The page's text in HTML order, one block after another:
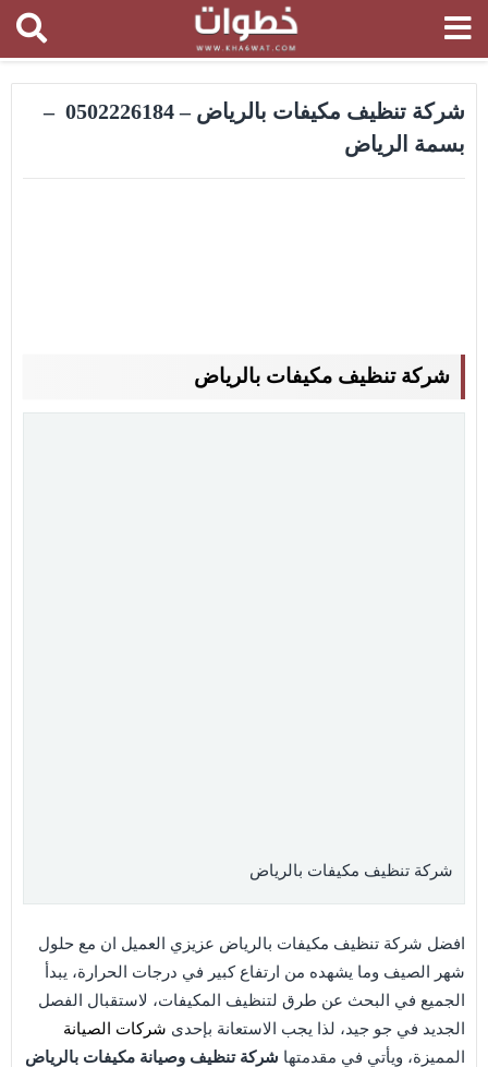
شركة تنظيف مكيفات بالرياض – 0502226184 –
بسمة الرياض
شركة تنظيف مكيفات بالرياض
شركة تنظيف مكيفات بالرياض
افضل شركة تنظيف مكيفات بالرياض عزيزي العميل ان مع حلول
شهر الصيف وما يشهده من ارتفاع كبير في درجات الحرارة، يبدأ
الجميع في البحث عن طرق لتنظيف المكيفات، لاستقبال الفصل
الجديد في جو جيد، لذا يجب الاستعانة بإحدى شركات الصيانة
المميزة، ويأتي في مقدمتها شركة تنظيف وصيانة مكيفات بالرياض